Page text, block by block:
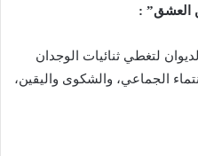
العشق” :
لتغطي ثنائيات الوجدان
الجماعي، والشكوى واليقين،